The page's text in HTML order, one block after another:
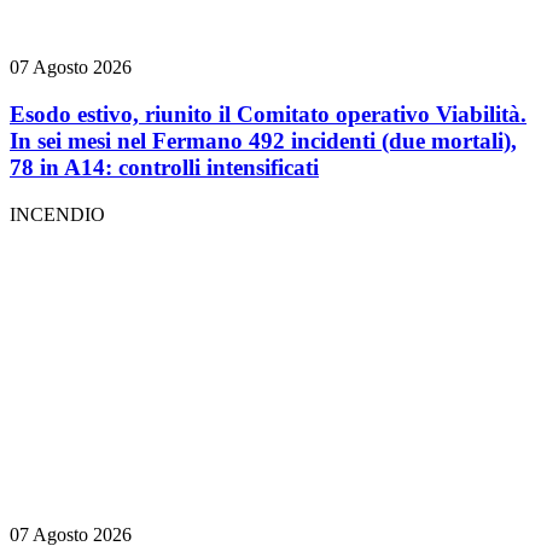
07 Agosto 2026
Esodo estivo, riunito il Comitato operativo Viabilità.
In sei mesi nel Fermano 492 incidenti (due mortali),
78 in A14: controlli intensificati
INCENDIO
07 Agosto 2026